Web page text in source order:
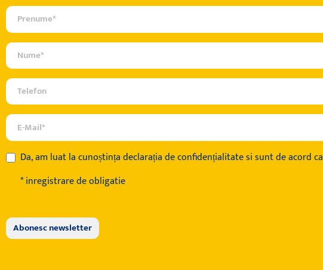
Da, am luat la cunoștințadeclarația de confidențialitatesi sunt de acord
* inregistrare de obligatie